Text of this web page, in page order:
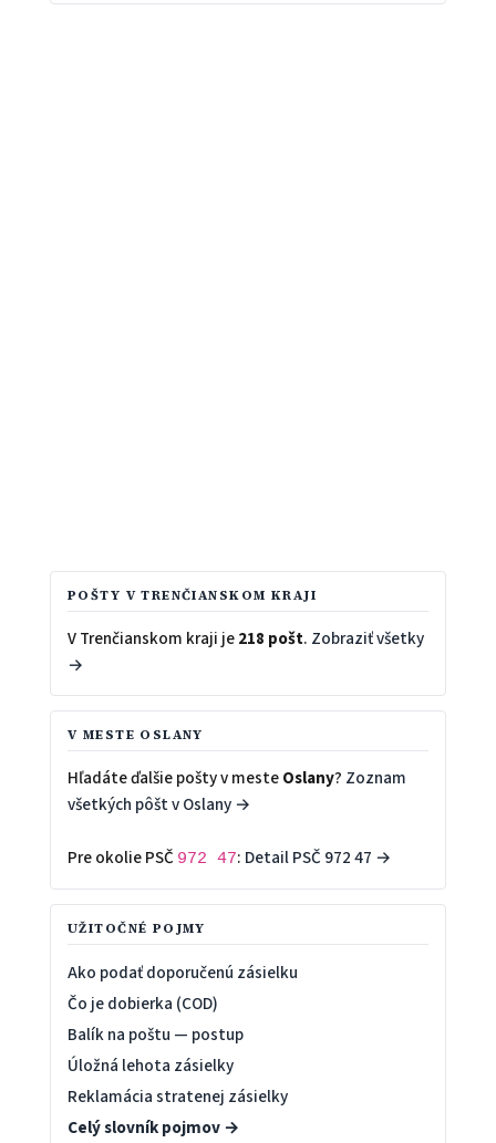
POŠTY V TRENČIANSKOM KRAJI
V Trenčianskom kraji je218 pošt. Zobraziť všetky
→
V MESTE OSLANY
Hľadáte ďalšie pošty v mesteOslany? Zoznam
všetkých pôšt v Oslany →
Pre okolie PSČ 972 47: Detail PSČ 972 47 →
UŽITOČNÉ POJMY
Ako podať doporučenú zásielku
Čo je dobierka (COD)
Balík na poštu — postup
Úložná lehota zásielky
Reklamácia stratenej zásielky
Celý slovník pojmov →